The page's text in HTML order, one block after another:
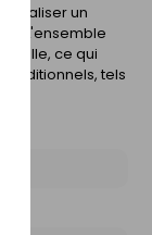
réaliser un
L'ensemble
ce qui
tels